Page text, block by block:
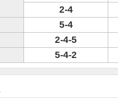
2-4
5-4
2-4-5
5-4-2